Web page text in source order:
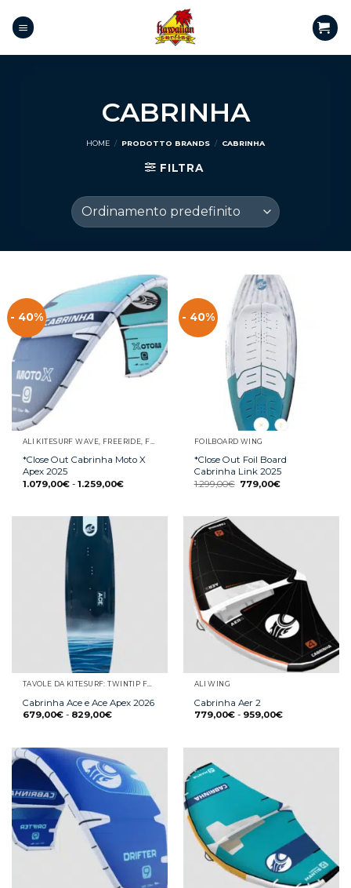
CABRINHA
HOME / PRODOTTO BRANDS / CABRINHA
FILTRA
- 40%
ALI KITESURF WAVE, FREERIDE, FREESTYLE E RACE
*Close Out Cabrinha Moto X
Apex 2025
1.079,00€ - 1.259,00€
- 40%
FOILBOARD WING
*Close Out Foil Board
Cabrinha Link 2025
1.299,00€ 779,00€
Cabrinha Ace e Ace Apex 2026
679,00€ - 829,00€
ALI WING
Cabrinha Aer 2
779,00€ - 959,00€